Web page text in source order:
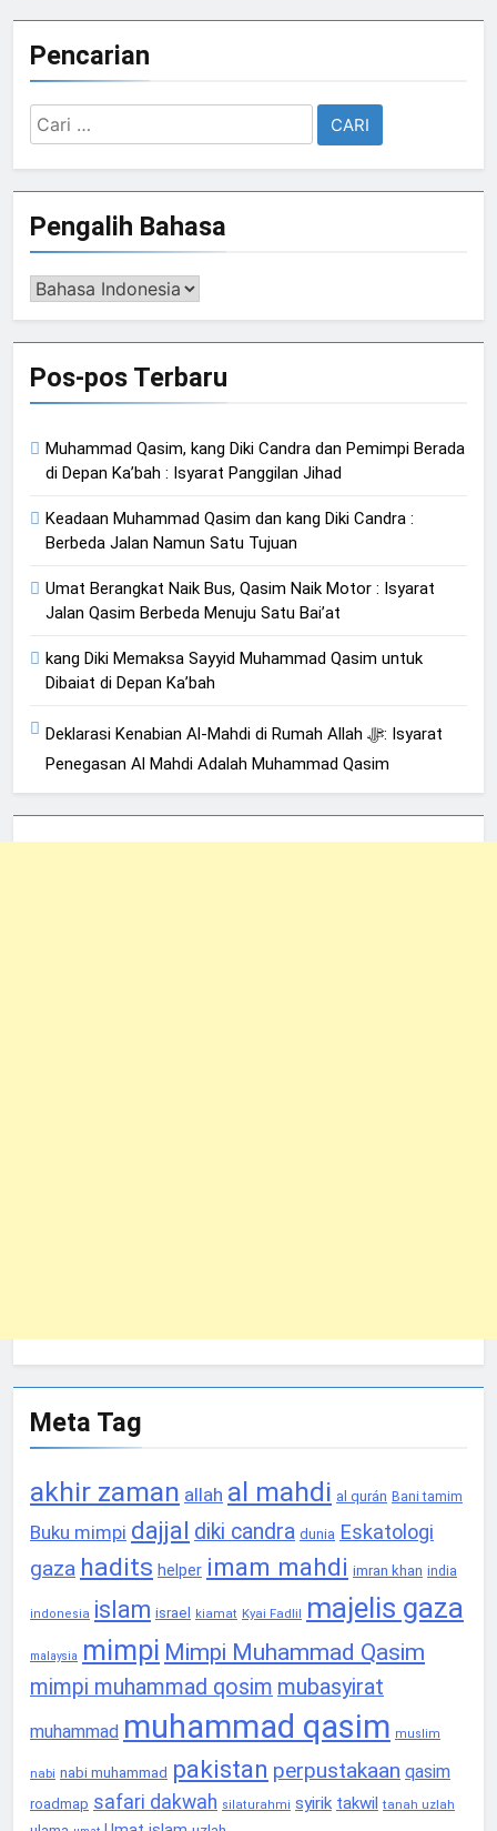
Pencarian
Cari
untuk:
Pengalih Bahasa
Pengalih
Pos-pos Terbaru
Muhammad Qasim, kang Diki Candra dan Pemimpi Berada
di Depan Ka’bah : Isyarat Panggilan Jihad
Keadaan Muhammad Qasim dan kang Diki Candra :
Berbeda Jalan Namun Satu Tujuan
Umat Berangkat Naik Bus, Qasim Naik Motor : Isyarat
Jalan Qasim Berbeda Menuju Satu Bai’at
kang Diki Memaksa Sayyid Muhammad Qasim untuk
Dibaiat di Depan Ka’bah
Deklarasi Kenabian Al-Mahdi di Rumah Allah ﷻ: Isyarat
Penegasan Al Mahdi Adalah Muhammad Qasim
Meta Tag
akhir zaman allah al mahdi al qurán Bani tamim
Buku mimpi dajjal diki candra dunia Eskatologi
gaza hadits helper imam mahdi imran khan india
indonesia islam israel kiamat Kyai Fadlil majelis gaza
malaysia mimpi Mimpi Muhammad Qasim
mimpi muhammad qosim mubasyirat
muhammad muhammad qasim muslim
nabi nabi muhammad pakistan perpustakaan qasim
roadmap safari dakwah silaturahmi syirik takwil tanah uzlah